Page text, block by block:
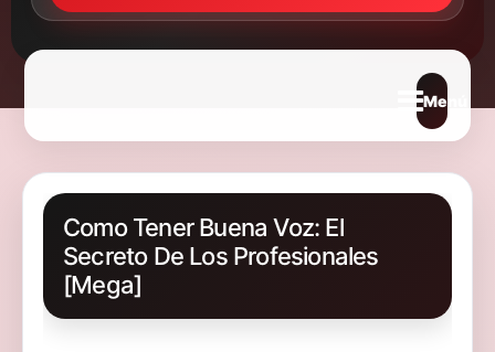
Abrir
Como Tener Buena Voz: El
Secreto De Los Profesionales
[Mega]